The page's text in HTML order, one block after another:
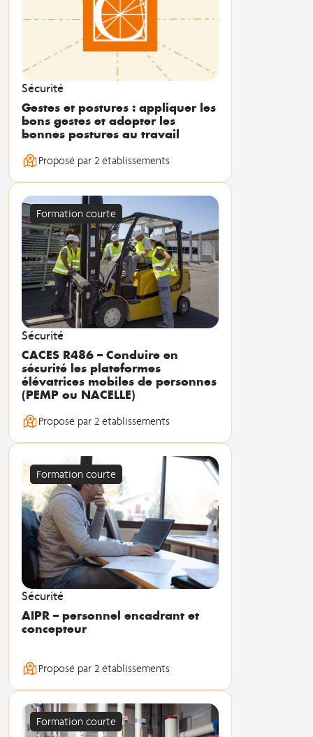
Sécurité
Gestes et postures : appliquer les
bons gestes et adopter les
bonnes postures au travail
Proposé par 2 établissements
Formation courte
Sécurité
CACES R486 – Conduire en
sécurité les plateformes
élévatrices mobiles de personnes
(PEMP ou NACELLE)
Proposé par 2 établissements
Formation courte
Sécurité
AIPR – personnel encadrant et
concepteur
Proposé par 2 établissements
Formation courte